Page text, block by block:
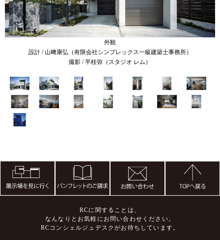
外観
設計 / 山﨑康弘（有限会社シンプレックス一級建築士事務所）
撮影 / 平桂弥（スタジオ レム）
RCに関することは、
なんなりとお気軽にお問い合わせください。
RCコンシェルジュデスクがお待ちしています。